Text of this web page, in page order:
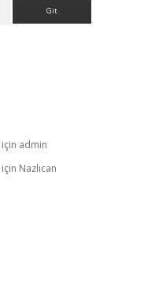
için admin
için Nazlıcan